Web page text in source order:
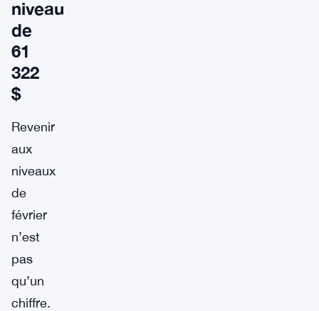
niveau
de
61
322
$
Revenir
aux
niveaux
de
février
n’est
pas
qu’un
chiffre.